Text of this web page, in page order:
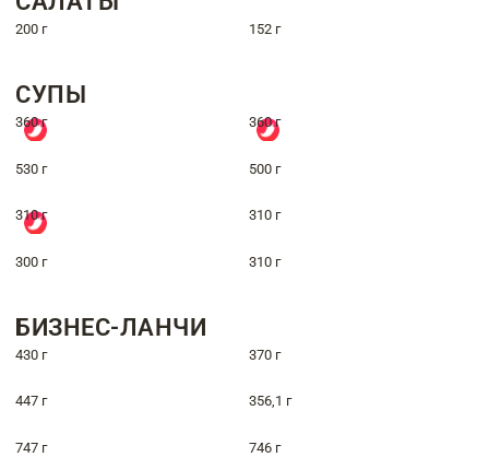
200 г 152 г
СУПЫ
360 г 360 г
530 г 500 г
310 г 310 г
300 г 310 г
БИЗНЕС-ЛАНЧИ
430 г 370 г
447 г 356,1 г
747 г 746 г